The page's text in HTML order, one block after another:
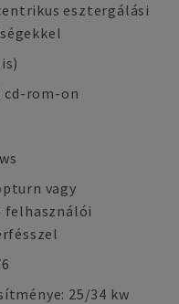
esztergálási
cd-rom-on
vagy
felhasználói
25/34 kw